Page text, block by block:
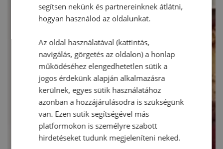
segítsen nekünk és partnereinknek átlátni,
hogyan használod az oldalunkat.
Az oldal használatával (kattintás,
navigálás, görgetés az oldalon) a honlap
működéséhez elengedhetetlen sütik a
jogos érdekünk alapján alkalmazásra
kerülnek, egyes sütik használatához
azonban a hozzájárulásodra is szükségünk
van. Ezen sütik segítségével más
platformokon is személyre szabott
hirdetéseket tudunk megjeleníteni neked.